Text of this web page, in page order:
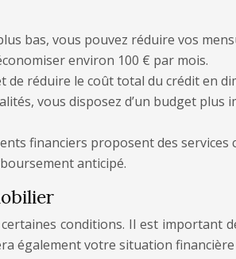
bas, vous pouvez réduire vos
environ 100 € par mois.
de réduire le coût total du crédit en
vous disposez d’un budget
financiers proposent des
anticipé.
conditions. Il est
également votre situation